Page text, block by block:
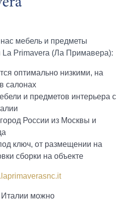
мебель и предметы
La Primavera (Ла Примавера):
оптимально низкими, на
салонах
и предметов интерьера с
России из Москвы и
ключ, от размещении на
сборки на объекте
Италии можно